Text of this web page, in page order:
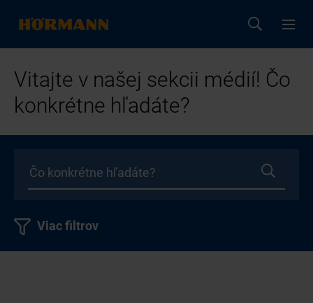
Vitajte v našej sekcii médií! Čo
konkrétne hľadáte?
Viac filtrov